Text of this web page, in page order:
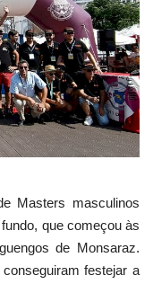
Masters masculinos
que começou às
de Monsaraz.
festejar a